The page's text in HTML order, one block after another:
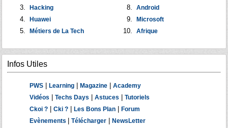
Hacking
Huawei
Métiers de La Tech
Android
Microsoft
Afrique
Infos Utiles
PWS Learning Magazine
Academy
Vidéos
Techs Days Astuces
Tutoriels
Ckoi ?
Cki ? Les Bons Plan
Forum
Evènements
Télécharger
NewsLetter